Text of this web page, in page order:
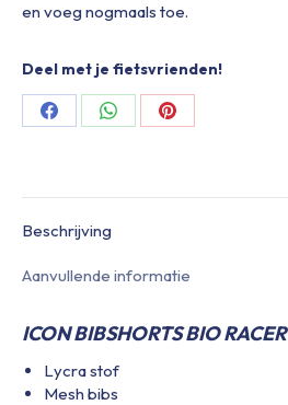
en voeg nogmaals toe.
Deel met je fietsvrienden!
Share
Share
Share
Beschrijving
Aanvullende informatie
ICON BIBSHORTS BIO RACER
Lycra stof
Mesh bibs